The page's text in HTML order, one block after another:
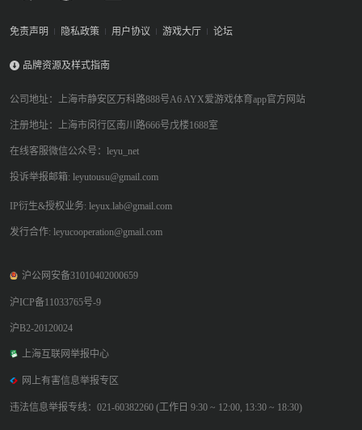
免责声明 隐私政策 用户协议 游戏大厅 论坛
品牌资源及样式指南
公司地址：上海市静安区万科路888号A6 AYX爱游戏体育app官方网站
注册地址：上海市闵行区南川路666号戊楼1688室
在线客服微信公众号：leyu_net
投诉举报邮箱: leyutousu@gmail.com
IP衍生&授权业务: leyux.lab@gmail.com
发行合作: leyucooperation@gmail.com
沪公网安备31010402000659
沪ICP备11033765号-9
沪B2-20120024
上海互联网举报中心
网上有害信息举报专区
违法信息举报专线：021-60382260 (工作日 9:30 ~ 12:00, 13:30 ~ 18:30)